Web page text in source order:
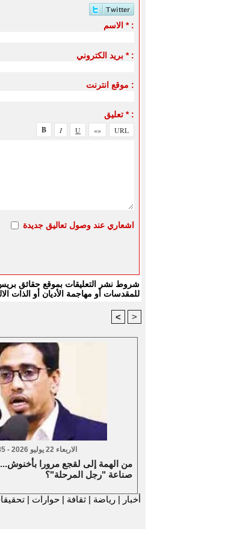
الاسم * :
بريد الكتروني * :
موقع انترنت :
تعليق * :
اشعاري عند وصول تعاليق جديدة
شروط نشر التعليقات بموقع حقائق
للمقدسات أو مهاجمة الأديان أو الذات
< >
الاربعاء 22 يوليو 2026 - 15:35
من الهمة إلى لقجع مرورا
صناعة "رجل المرحلة"؟
أخبار |رياضة |ثقافة |حوارات |